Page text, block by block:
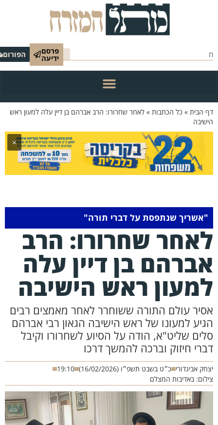
פרסם
ידיעה הפורום
הבית»כל הכתבות»לאחר שחרורו: הרב אברהם בן דיין עלה למעון ראש
×
"אשריך שנתפסת על דברי תורה"
שחרורו: הרב
בן דיין עלה
ראש הישיבה
עולם התורה ששוחרר לאחר מאמצים רבים
למעונו של ראש הישיבה הגאון רבי אברהם
שליט"א, הודה על הסיוע לשחרורו וקיבל
חיזוק וברכה להמשך דרכו
אביגדורי כ״ט בשבט תשפ״ו (16/02/2026)
19:10
באדיבות המצלם